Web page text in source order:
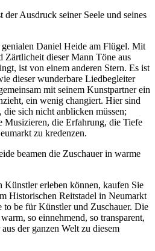
Ausdruck seiner Seele und seines
Daniel Heide am Flügel. Mit
Zärtlicheit dieser Mann Töne aus
ist von einem anderen Stern. Es ist
dieser wunderbare Liedbegleiter
mit seinem Kunstpartner ein
ein wenig changiert. Hier sind
sich nicht anblicken müssen;
Musizieren, die Erfahrung, die Tiefe
zu kredenzen.
beamen die Zuschauer in warme
Künstler erleben können, kaufen Sie
Historischen Reitstadel in Neumarkt
to be für Künstler und Zuschauer. Die
so einnehmend, so transparent,
der ganzen Welt zu diesem